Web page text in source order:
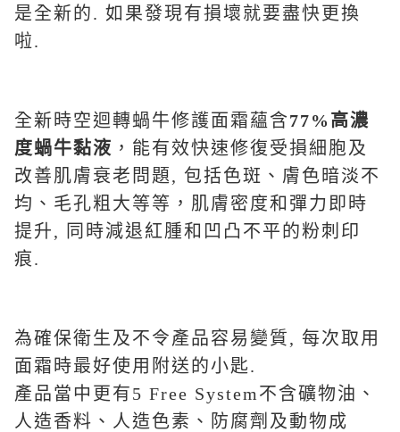
是全新的. 如果發現有損壞就要盡快更換
啦.
全新時空迴轉蝸牛修護面霜蘊含77% 高濃
度蝸牛黏液 ，能有效快速修復受損細胞及
改善肌膚衰老問題, 包括色斑、膚色暗淡不
均、毛孔粗大等等，肌膚密度和彈力即時
提升, 同時減退紅腫和凹凸不平的粉刺印
痕.
為確保衛生及不令產品容易變質, 每次取用
面霜時最好使用附送的小匙.
產品當中更有5 Free System不含礦物油、
人造香料、人造色素、防腐劑及動物成